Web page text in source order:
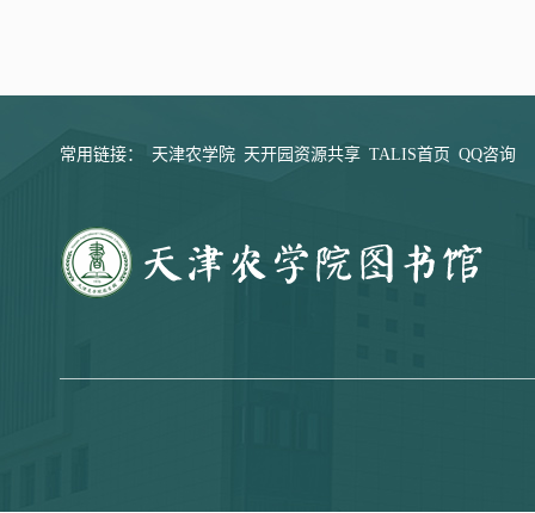
常用链接： 天津农学院 天开园资源共享 TALIS首页 QQ咨询